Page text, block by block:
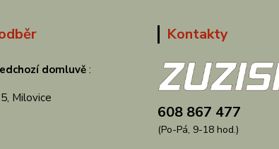
domluvě :
Milovice
Kontakty
608 867 477
(Po-Pá, 9-18 hod.)